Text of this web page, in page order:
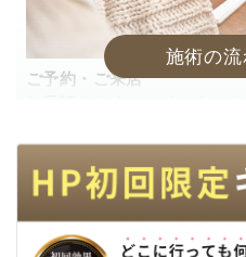
ご予約・ご来店
2